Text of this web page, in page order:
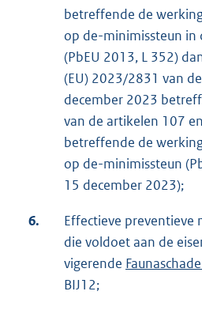
betreffende de
op de-minimissteun in
(PbEU 2013, L 352)
(EU) 2023/2831 van
december 2023
van de artikelen 107
betreffende de
op de-minimissteun
15 december 2023);
6.
Effectieve preventieve
die voldoet aan de
vigerende E
BIJ12;